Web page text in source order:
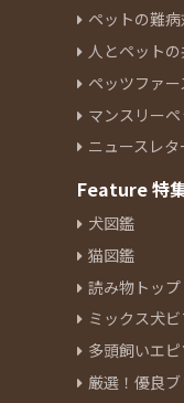
ペットの難
人とペット
ペッツファ
マンスリー
ニュースレタ
Feature 特
犬図鑑
猫図鑑
読み物トップ
ミックス犬
多頭飼いエ
厳選！優良